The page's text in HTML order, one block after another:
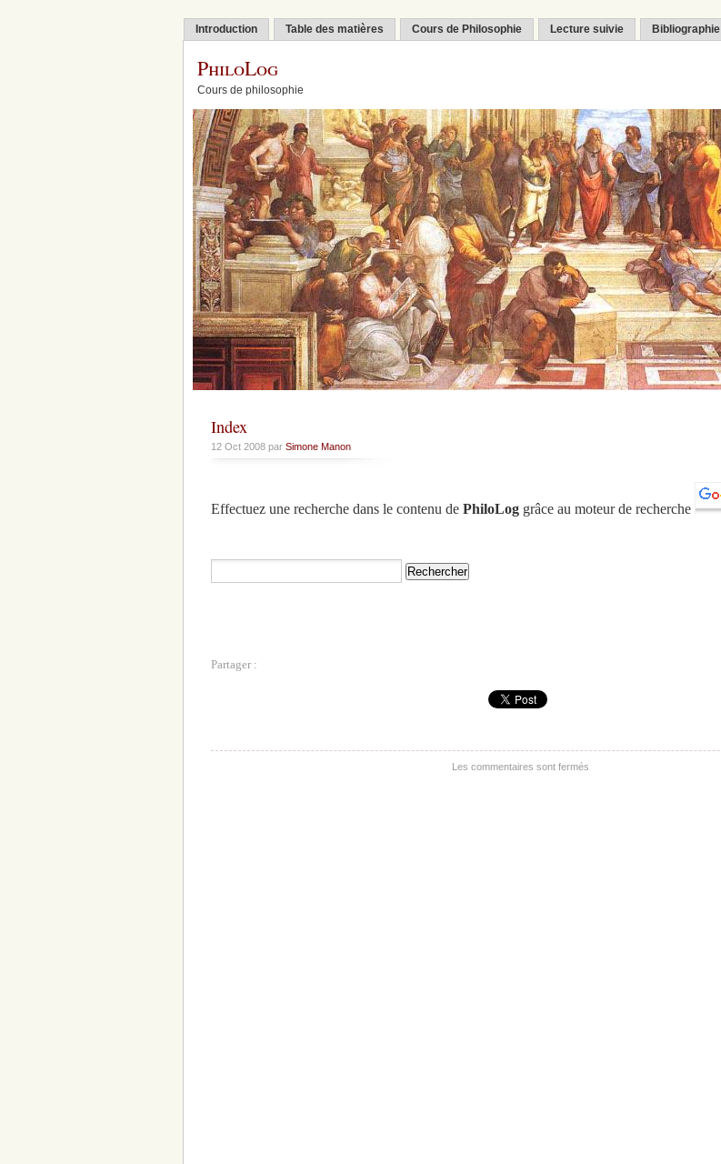
Introduction Table des matières Cours de Philosophie Lecture suivie Bibliographie
PhiloLog
Cours de philosophie
Index
12 Oct 2008 par Simone Manon
Effectuez une recherche dans le contenu de PhiloLog grâce au moteur de recherche
Partager :
Les commentaires sont fermés